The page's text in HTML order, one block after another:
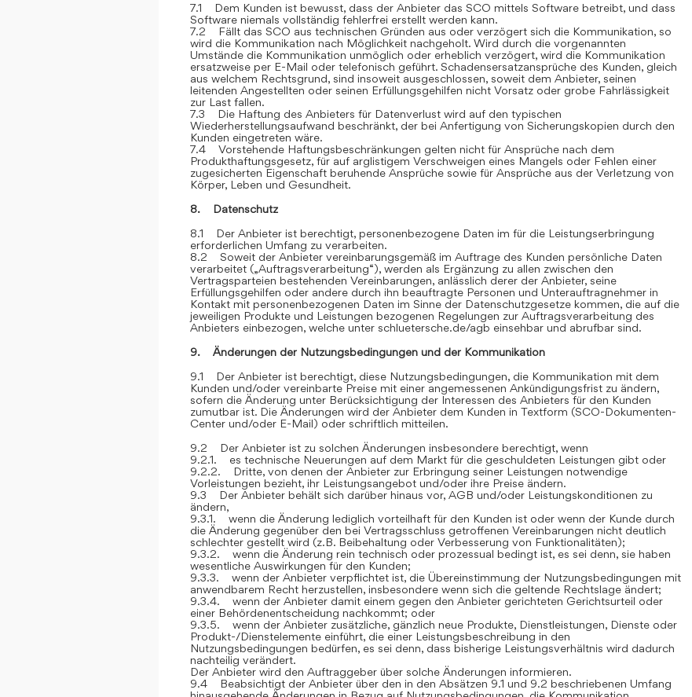
7.1 Dem Kunden ist bewusst, dass der Anbieter das SCO mittels Software betreibt, und dass
Software niemals vollständig fehlerfrei erstellt werden kann.
7.2 Fällt das SCO aus technischen Gründen aus oder verzögert sich die Kommunikation, so
wird die Kommunikation nach Möglichkeit nachgeholt. Wird durch die vorgenannten
Umstände die Kommunikation unmöglich oder erheblich verzögert, wird die Kommunikation
ersatzweise per E-Mail oder telefonisch geführt. Schadensersatzansprüche des Kunden, gleich
aus welchem Rechtsgrund, sind insoweit ausgeschlossen, soweit dem Anbieter, seinen
leitenden Angestellten oder seinen Erfüllungsgehilfen nicht Vorsatz oder grobe Fahrlässigkeit
zur Last fallen.
7.3 Die Haftung des Anbieters für Datenverlust wird auf den typischen
Wiederherstellungsaufwand beschränkt, der bei Anfertigung von Sicherungskopien durch den
Kunden eingetreten wäre.
7.4 Vorstehende Haftungsbeschränkungen gelten nicht für Ansprüche nach dem
Produkthaftungsgesetz, für auf arglistigem Verschweigen eines Mangels oder Fehlen einer
zugesicherten Eigenschaft beruhende Ansprüche sowie für Ansprüche aus der Verletzung von
Körper, Leben und Gesundheit.
8. Datenschutz
8.1 Der Anbieter ist berechtigt, personenbezogene Daten im für die Leistungserbringung
erforderlichen Umfang zu verarbeiten.
8.2 Soweit der Anbieter vereinbarungsgemäß im Auftrage des Kunden persönliche Daten
verarbeitet („Auftragsverarbeitung“), werden als Ergänzung zu allen zwischen den
Vertragsparteien bestehenden Vereinbarungen, anlässlich derer der Anbieter, seine
Erfüllungsgehilfen oder andere durch ihn beauftragte Personen und Unterauftragnehmer in
Kontakt mit personenbezogenen Daten im Sinne der Datenschutzgesetze kommen, die auf die
jeweiligen Produkte und Leistungen bezogenen Regelungen zur Auftragsverarbeitung des
Anbieters einbezogen, welche unter schluetersche.de/agb einsehbar und abrufbar sind.
9. Änderungen der Nutzungsbedingungen und der Kommunikation
9.1 Der Anbieter ist berechtigt, diese Nutzungsbedingungen, die Kommunikation mit dem
Kunden und/oder vereinbarte Preise mit einer angemessenen Ankündigungsfrist zu ändern,
sofern die Änderung unter Berücksichtigung der Interessen des Anbieters für den Kunden
zumutbar ist. Die Änderungen wird der Anbieter dem Kunden in Textform (SCO-Dokumenten-
Center und/oder E-Mail) oder schriftlich mitteilen.
9.2 Der Anbieter ist zu solchen Änderungen insbesondere berechtigt, wenn
9.2.1. es technische Neuerungen auf dem Markt für die geschuldeten Leistungen gibt oder
9.2.2. Dritte, von denen der Anbieter zur Erbringung seiner Leistungen notwendige
Vorleistungen bezieht, ihr Leistungsangebot und/oder ihre Preise ändern.
9.3 Der Anbieter behält sich darüber hinaus vor, AGB und/oder Leistungskonditionen zu
ändern,
9.3.1. wenn die Änderung lediglich vorteilhaft für den Kunden ist oder wenn der Kunde durch
die Änderung gegenüber den bei Vertragsschluss getroffenen Vereinbarungen nicht deutlich
schlechter gestellt wird (z.B. Beibehaltung oder Verbesserung von Funktionalitäten);
9.3.2. wenn die Änderung rein technisch oder prozessual bedingt ist, es sei denn, sie haben
wesentliche Auswirkungen für den Kunden;
9.3.3. wenn der Anbieter verpflichtet ist, die Übereinstimmung der Nutzungsbedingungen mit
anwendbarem Recht herzustellen, insbesondere wenn sich die geltende Rechtslage ändert;
9.3.4. wenn der Anbieter damit einem gegen den Anbieter gerichteten Gerichtsurteil oder
einer Behördenentscheidung nachkommt; oder
9.3.5. wenn der Anbieter zusätzliche, gänzlich neue Produkte, Dienstleistungen, Dienste oder
Produkt-/Dienstelemente einführt, die einer Leistungsbeschreibung in den
Nutzungsbedingungen bedürfen, es sei denn, dass bisherige Leistungsverhältnis wird dadurch
nachteilig verändert.
Der Anbieter wird den Auftraggeber über solche Änderungen informieren.
9.4 Beabsichtigt der Anbieter über den in den Absätzen 9.1 und 9.2 beschriebenen Umfang